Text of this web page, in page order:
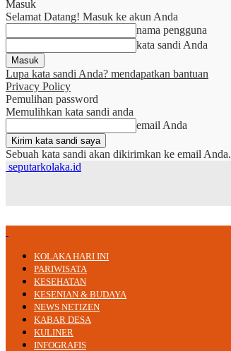
Masuk
Selamat Datang! Masuk ke akun Anda
nama pengguna
kata sandi Anda
Lupa kata sandi Anda? mendapatkan bantuan
Privacy Policy
Pemulihan password
Memulihkan kata sandi anda
email Anda
Sebuah kata sandi akan dikirimkan ke email Anda.
seputarkolaka.id
KOLAKA HARI INI
PARIWISATA
KESEHATAN
KESENIAN & BUDAYA
NEWS NETIZEN
KABAR DESA
KULINER
INFOGRAFIS